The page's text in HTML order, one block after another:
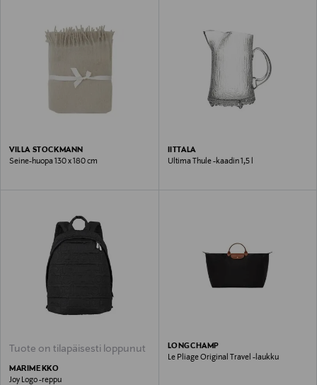
VILLA STOCKMANN
Seine-huopa 130 x 180 cm
IITTALA
Ultima Thule -kaadin 1,5 l
Tuote on tilapäisesti loppunut
MARIMEKKO
Joy Logo -reppu
LONGCHAMP
Le Pliage Original Travel -laukku